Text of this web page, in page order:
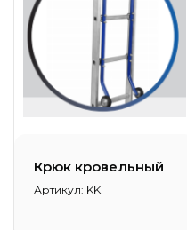
Крюк кровельный
Артикул: KK